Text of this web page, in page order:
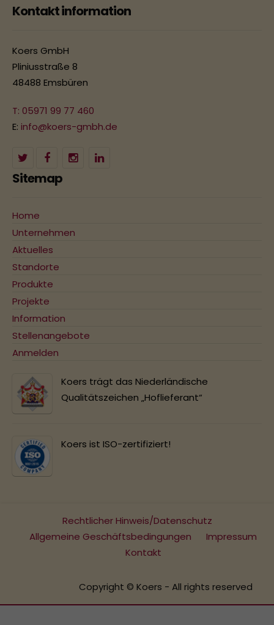
Kontakt information
Koers GmbH
Pliniusstraße 8
48488 Emsbüren
T: 05971 99 77 460
E: info@koers-gmbh.de
Sitemap
Home
Unternehmen
Aktuelles
Standorte
Produkte
Projekte
Information
Stellenangebote
Anmelden
Koers trägt das Niederländische
Qualitätszeichen „Hoflieferant“
Koers ist ISO-zertifiziert!
Rechtlicher Hinweis/Datenschutz
Allgemeine Geschäftsbedingungen
Impressum
Kontakt
Copyright © Koers - All rights reserved